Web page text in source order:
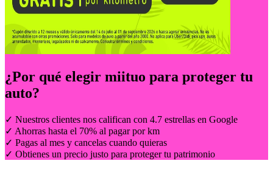
¿Por qué elegir miituo para proteger tu
auto?
✓ Nuestros clientes nos califican con 4.7 estrellas en Google
✓ Ahorras hasta el 70% al pagar por km
✓ Pagas al mes y cancelas cuando quieras
✓ Obtienes un precio justo para proteger tu patrimonio